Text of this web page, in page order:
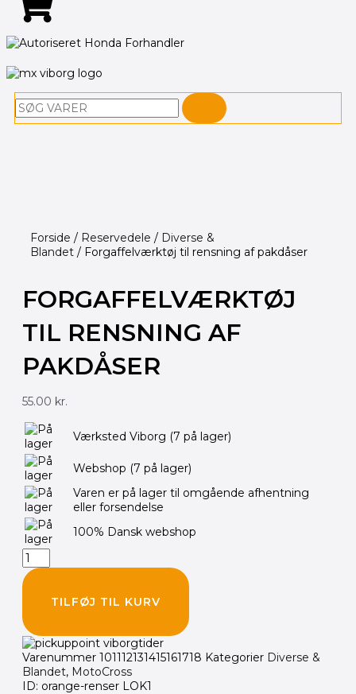
Søg
Forside / Reservedele / Diverse &
Blandet / Forgaffelværktøj til rensning af pakdåser
FORGAFFELVÆRKTØJ
TIL RENSNING AF
PAKDÅSER
55.00 kr.
Værksted Viborg (7 på lager)
Webshop (7 på lager)
Varen er på lager til omgående afhentning
eller forsendelse
100% Dansk webshop
Forgaffelværktøj
til
rensning
af
pakdåser
antal
TILFØJ TIL KURV
Varenummer 101112131415161718 Kategorier Diverse &
Blandet, MotoCross
ID: orange-renser LOK1